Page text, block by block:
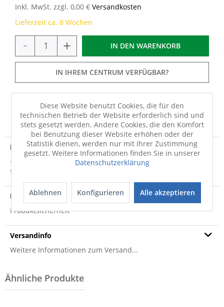
Inkl. MwSt. zzgl. 0,00 € Versandkosten
Lieferzeit ca. 8 Wochen
- + IN DEN WARENKORB
IN IHREM CENTRUM VERFÜGBAR?
FRAGEN MERKEN TEILEN
Produktdetails
· Bezug: Stoff Fusion, Farbe Thyme · Gestell: Polaris-Base
schwarz · bis max. 120 kg belastbar...
Produktsicherheit
Produktsicherheit
Versandinfo
Weitere Informationen zum Versand...
Diese Website benutzt Cookies, die für den
technischen Betrieb der Website erforderlich sind und
stets gesetzt werden. Andere Cookies, die den Komfort
bei Benutzung dieser Website erhöhen oder der
Statistik dienen, werden nur mit Ihrer Zustimmung
gesetzt. Weitere Informationen finden Sie in unserer
Datenschutzerklärung
Ablehnen Konfigurieren Alle akzeptieren